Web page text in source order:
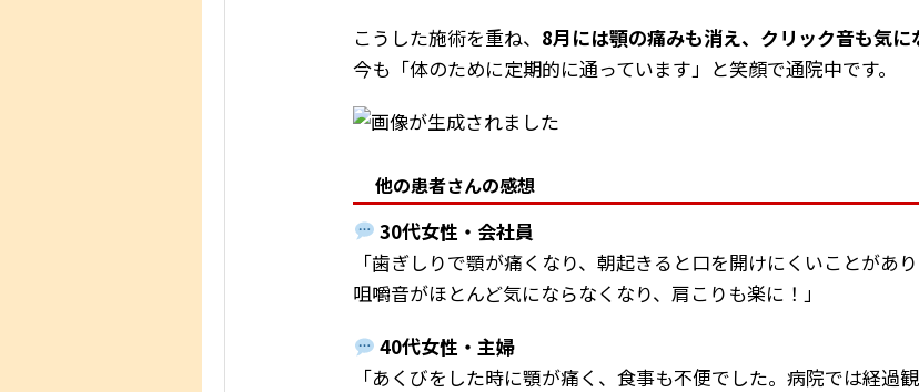
こうした施術を重ね、 8月には顎の痛みも消え、クリック音も気に
今も「体のために定期的に通っています」と笑顔で通院中です。
他の患者さんの感想
30代女性・会社員
「歯ぎしりで顎が痛くなり、朝起きると口を開けにくいことがあ
咀嚼音がほとんど気にならなくなり、肩こりも楽に！」
40代女性・主婦
「あくびをした時に顎が痛く、食事も不便でした。病院では経過